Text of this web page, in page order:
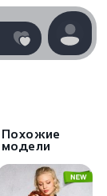
Похожие
модели